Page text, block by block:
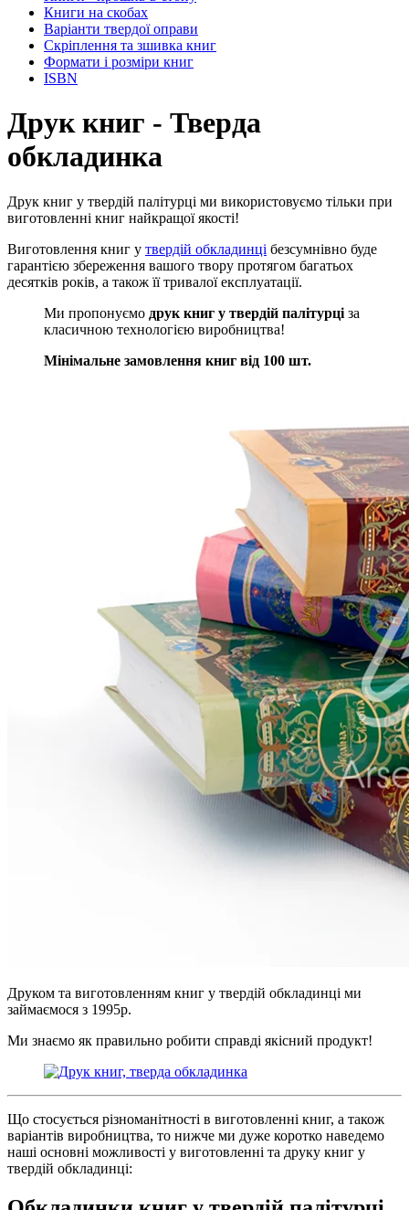
Книги на скобах
Варіанти твердої оправи
Скріплення та зшивка книг
Формати і розміри книг
ISBN
Друк книг - Тверда
обкладинка
Друк книг у твердій палітурці ми використовуємо тільки при
виготовленні книг найкращої якості!
Виготовлення книг у твердій обкладинці безсумнівно буде
гарантією збереження вашого твору протягом багатьох
десятків років, а також її тривалої експлуатації.
Ми пропонуємо друк книг у твердій палітурці за
класичною технологією виробництва!
Мінімальне замовлення книг від 100 шт.
Друком та виготовленням книг у твердій обкладинці ми
займаємося з 1995р.
Ми знаємо як правильно робити справді якісний продукт!
Що стосується різноманітності в виготовленні книг, а також
варіантів виробництва, то нижче ми дуже коротко наведемо
наші основні можливості у виготовленні та друку книг у
твердій обкладинці: